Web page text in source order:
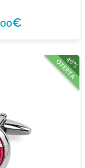
00€
46%
OFERTA